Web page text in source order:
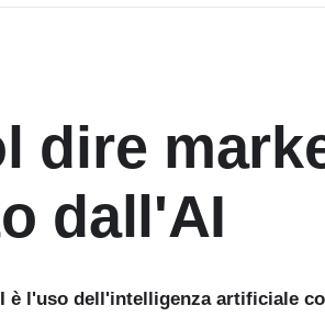
dire
dall'AI
è l'uso dell'intelligenza artificiale